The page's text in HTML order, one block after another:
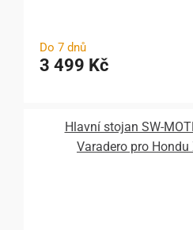
Do 7 dnů
3 499 Kč
Hlavní stojan SW-
Varadero pro Hondu